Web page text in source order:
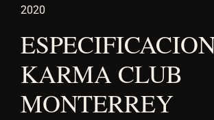
2020
KARMA CLUB
MONTERREY